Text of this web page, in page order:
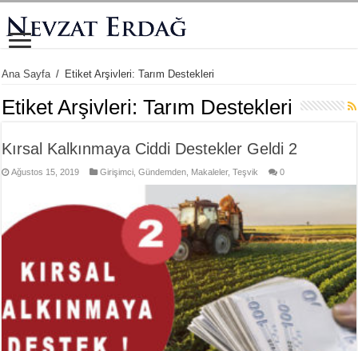
Ana Sayfa / Etiket Arşivleri: Tarım Destekleri
Etiket Arşivleri:Tarım Destekleri
Kırsal Kalkınmaya Ciddi Destekler Geldi 2
Ağustos 15, 2019 Girişimci ,Gündemden Makaleler,Teşvik 0